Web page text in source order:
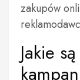
zakupów
Jakie